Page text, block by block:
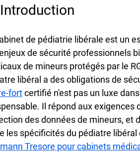
de pédiatrie libérale est un
de sécurité professionnels
de mineurs protégés par le
libéral a des obligations de
fort certifié n'est pas un luxe
Il répond aux exigences
des données de mineurs, et
les spécificités du pédiatre
Tresore pour cabinets